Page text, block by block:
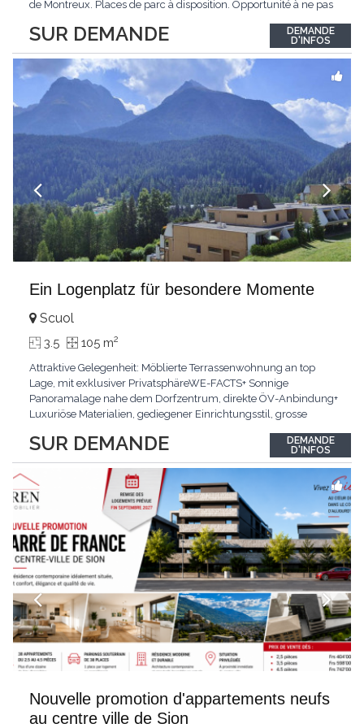
SUR DEMANDE
de Montreux. Places de parc à disposition. Opportunité à ne pas
auf dem Markt, geräumiges Duplex von mehr als 170m2 mit
einer schönen...
DEMANDE
D'INFOS
Ein Logenplatz für besondere Momente
SUR DEMANDE
Scuol
3.5 105 m2
Attraktive Gelegenheit: Möblierte Terrassenwohnung an top
Lage, mit exklusiver PrivatsphäreWE-FACTS+ Sonnige
Panoramalage nahe dem Dorfzentrum, direkte ÖV-Anbindung+
Luxuriöse Materialien, gediegener Einrichtungsstil, grosse
gemeinschaftliche WaschküchePasst für:Geniesser von
Weitblick und gehobenem WohnkomfortDie Wohnung wird
hochwertig
DEMANDE
D'INFOS
Nouvelle promotion d'appartements neufs
au centre ville de Sion